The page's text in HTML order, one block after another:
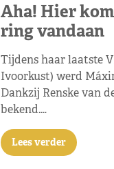
Aha! Hier
ring vandaan
Tijdens haar laatste
Ivoorkust) werd
Dankzij Renske van
bekend.…
Lees verder